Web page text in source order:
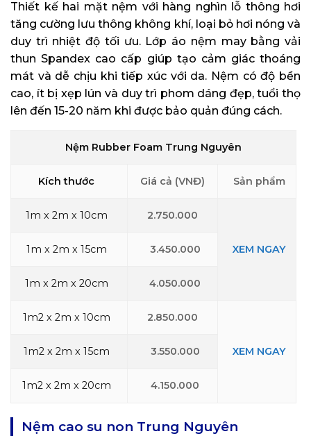
Thiết kế hai mặt nệm với hàng nghìn lỗ thông hơi
tăng cường lưu thông không khí, loại bỏ hơi nóng và
duy trì nhiệt độ tối ưu. Lớp áo nệm may bằng vải
thun Spandex cao cấp giúp tạo cảm giác thoáng
mát và dễ chịu khi tiếp xúc với da. Nệm có độ bền
cao, ít bị xẹp lún và duy trì phom dáng đẹp, tuổi thọ
lên đến 15-20 năm khi được bảo quản đúng cách.
Nệm Rubber Foam Trung Nguyên
Kích thước Giá cả (VNĐ) Sản phẩm
1m x 2m x 10cm 2.750.000
XEM NGAY
1m x 2m x 15cm 3.450.000
1m x 2m x 20cm 4.050.000
1m2 x 2m x 10cm 2.850.000
XEM NGAY
1m2 x 2m x 15cm 3.550.000
1m2 x 2m x 20cm 4.150.000
Nệm cao su non Trung Nguyên